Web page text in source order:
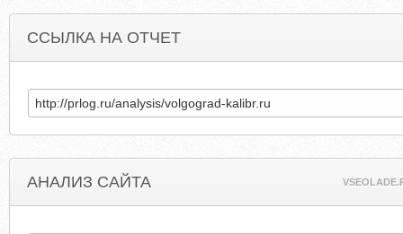
ССЫЛКА НА ОТЧЕТ
АНАЛИЗ САЙТА